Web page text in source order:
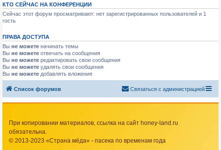
КТО СЕЙЧАС НА КОНФЕРЕНЦИИ
Сейчас этот форум просматривают: нет зарегистрированных пользователей и 1
гость
ПРАВА ДОСТУПА
Вы не можете начинать темы
Вы не можете отвечать на сообщения
Вы не можете редактировать свои сообщения
Вы не можете удалять свои сообщения
Вы не можете добавлять вложения
Список форумов Связаться с администрацией
При копировании материалов, ссылка на сайт honey-land.ru
обязательна.
© 2013-2023 «Страна мёда» - пасека по временам года